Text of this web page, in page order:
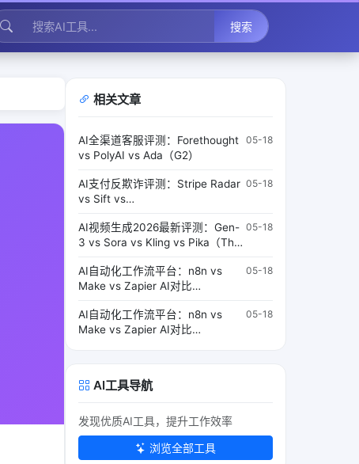
搜索
相关文章
AI全渠道客服评测：Forethought
vs PolyAI vs Ada（G2）
05-18
AI支付反欺诈评测：Stripe Radar
vs Sift vs
05-18
AI视频生成2026最新评测：Gen-
3 vs Sora vs Kling vs Pika（The
05-18
AI自动化工作流平台：n8n vs
Make vs Zapier AI对比
05-18
AI自动化工作流平台：n8n vs
Make vs Zapier AI对比
05-18
AI工具导航
发现优质AI工具，提升工作效率
浏览全部工具